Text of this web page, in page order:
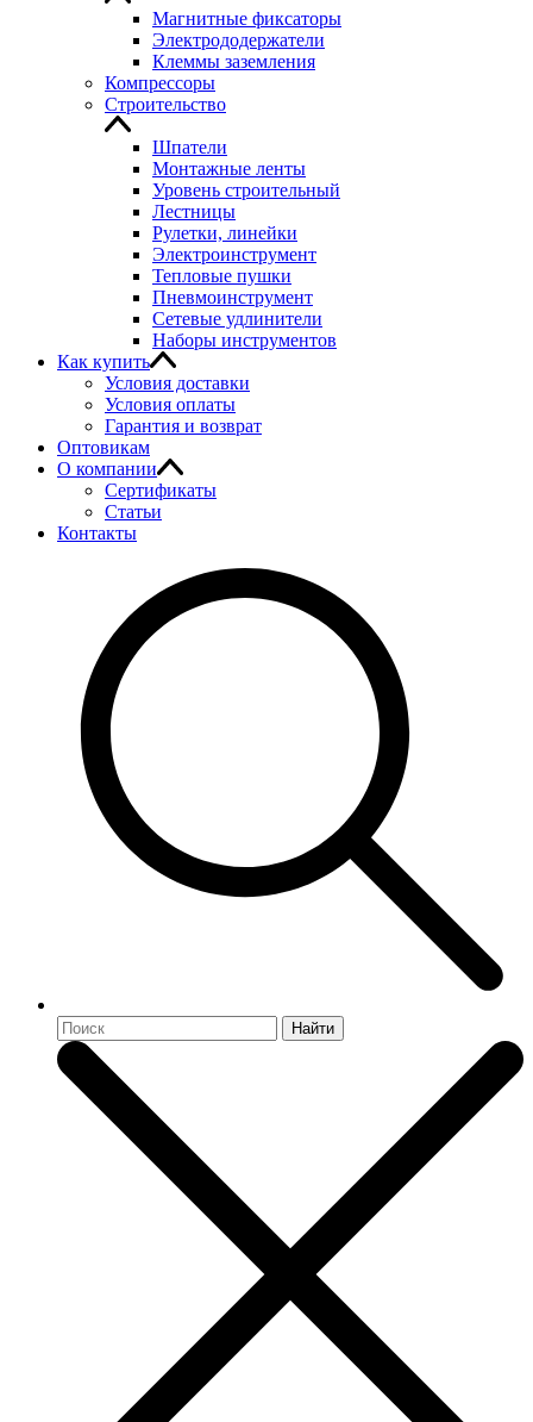
Магнитные фиксаторы
Электрододержатели
Клеммы заземления
Компрессоры
Строительство
Шпатели
Монтажные ленты
Уровень строительный
Лестницы
Рулетки, линейки
Электроинструмент
Тепловые пушки
Пневмоинструмент
Сетевые удлинители
Наборы инструментов
Как купить
Условия доставки
Условия оплаты
Гарантия и возврат
Оптовикам
О компании
Сертификаты
Статьи
Контакты
Найти